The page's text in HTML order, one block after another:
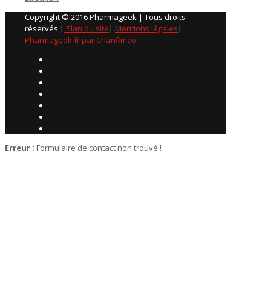
Copyright © 2016 Pharmageek | Tous droits
réservés | Plan du site| Mentions légales|
Pharmageek.fr par Chanfimao
Erreur : Formulaire de contact non trouvé !